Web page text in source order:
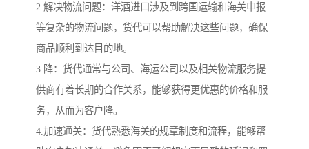
2.解决物流问题：洋酒进口涉及到跨国运输和海关申报
等复杂的物流问题，货代可以帮助解决这些问题，确保
商品顺利到达目的地。
3.降：货代通常与公司、海运公司以及相关物流服务提
供商有着长期的合作关系，能够获得更优惠的价格和服
务，从而为客户降。
4.加速通关：货代熟悉海关的规章制度和流程，能够帮